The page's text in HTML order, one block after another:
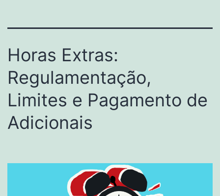
Horas Extras:
Regulamentação,
Limites e Pagamento de
Adicionais